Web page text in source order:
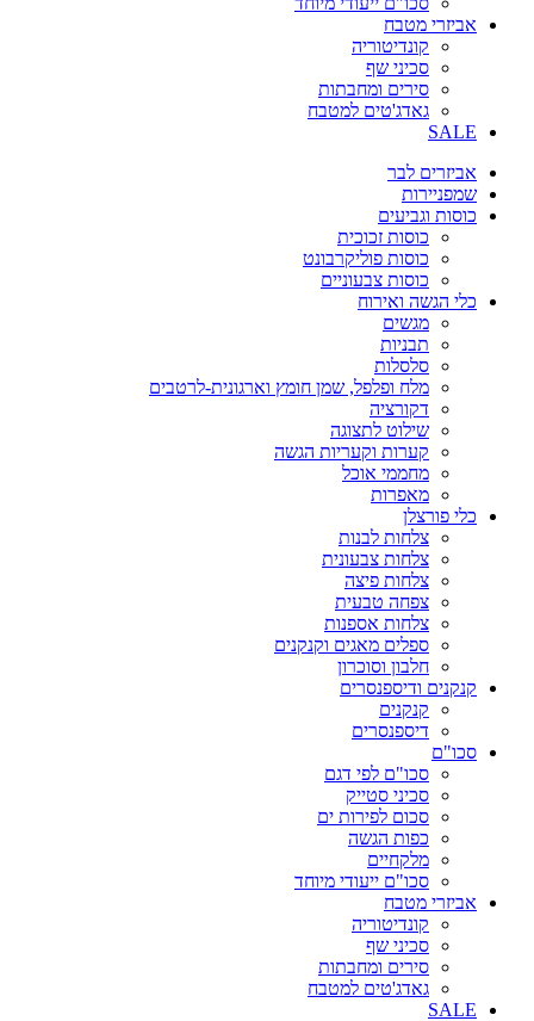
אביזרי מטבח
קונדיטוריה
סכיני שף
סירים ומחבתות
גאדג'טים למטבח
SALE
אביזרים לבר
שמפניירות
כוסות וגביעים
כוסות זכוכית
כוסות פוליקרבונט
כוסות צבעוניים
כלי הגשה ואירוח
מגשים
תבניות
סלסלות
מלח ופלפל, שמן חומץ וארגונית-לרטבים
דקורציה
שילוט לתצוגה
קערות וקעריות הגשה
מחממי אוכל
מאפרות
כלי פורצלן
צלחות לבנות
צלחות צבעונית
צלחות פיצה
צפחה טבעית
צלחות אספנות
ספלים מאגים וקנקנים
חלבון וסוכרון
קנקנים ודיספנסרים
קנקנים
דיספנסרים
סכו"ם
סכו"ם לפי דגם
סכיני סטייק
סכום לפירות ים
כפות הגשה
מלקחיים
סכו"ם ייעודי מיוחד
אביזרי מטבח
קונדיטוריה
סכיני שף
סירים ומחבתות
גאדג'טים למטבח
SALE